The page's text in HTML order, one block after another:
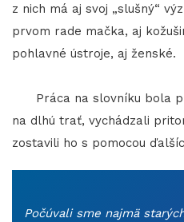
z nich má aj svoj „slušný“
prvom rade mačka, aj
pohlavné ústroje, aj ženské.
Práca na slovníku bola
na dlhú trať, vychádzali
zostavili ho s pomocou
Počúvali sme najmä